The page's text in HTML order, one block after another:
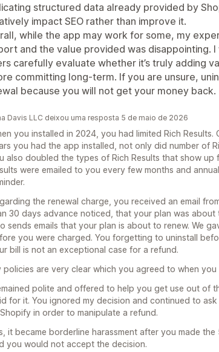
structured data already provided by
impact SEO rather than improve it.
while the app may work for some, my
and the value provided was disappointing.
carefully evaluate whether it’s truly adding
committing long-term. If you are unsure,
because you will not get your money back.
Davis LLC deixou uma resposta 5 de maio de 2026
you installed in 2024, you had limited Rich
you had the app installed, not only did number of
also doubled the types of Rich Results that show up
were emailed to you every few months and
the renewal charge, you received an email
30 days advance noticed, that your plan was about
sends emails that your plan is about to renew. We
you were charged. You forgetting to uninstall
bill is not an exceptional case for a refund.
policies are very clear which you agreed to when
polite and offered to help you get use out of
for it. You ignored my decision and continued to
in order to manipulate a refund.
it became borderline harassment after you made
you would not accept the decision.